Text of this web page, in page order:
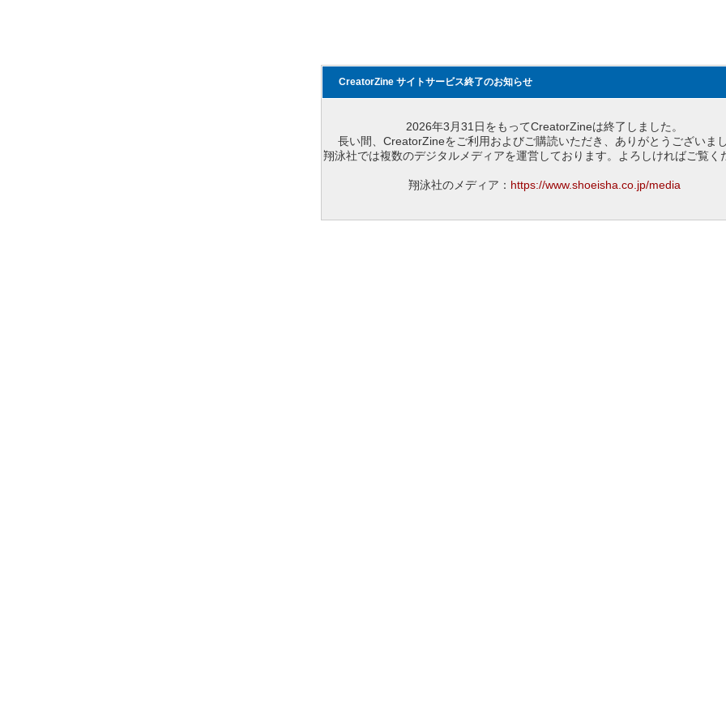
CreatorZine サイトサービス終了のお知らせ
2026年3月31日をもってCreatorZineは終了しました。
長い間、CreatorZineをご利用およびご購読いただき、ありがとうございまし
翔泳社では複数のデジタルメディアを運営しております。よろしければご覧く
翔泳社のメディア： https://www.shoeisha.co.jp/media